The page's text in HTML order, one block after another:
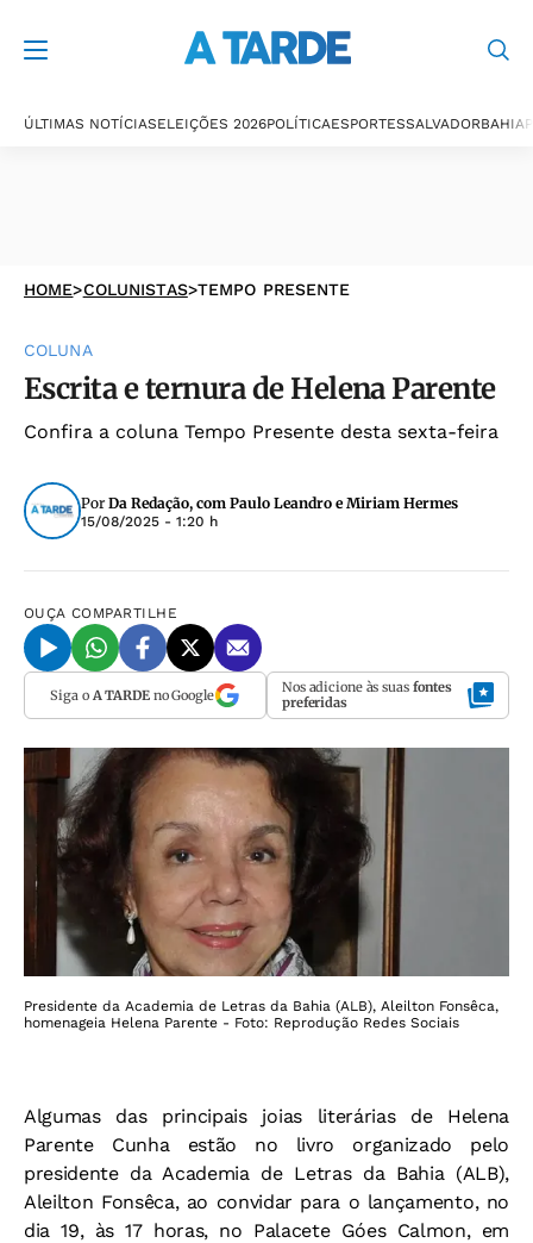
ÚLTIMAS NOTÍCIASELEIÇÕES 2026POLÍTICAESPORTESSALVADORBAHIA
HOME>COLUNISTAS>TEMPO PRESENTE
COLUNA
Escrita e ternura de Helena Parente
Confira a coluna Tempo Presente desta sexta-feira
Por Da Redação, com Paulo Leandro e Miriam Hermes
15/08/2025 - 1:20 h
OUÇA COMPARTILHE
Siga o A TARDEno Google Nos adicione às suas fontes
preferidas
Presidente da Academia de Letras da Bahia (ALB), Aleilton Fonsêca,
homenageia Helena Parente - Foto: Reprodução Redes Sociais
Algumas das principais joias literárias de Helena
Parente Cunha estão no livro organizado pelo
presidente da Academia de Letras da Bahia (ALB),
Aleilton Fonsêca, ao convidar para o lançamento, no
dia 19, às 17 horas, no Palacete Góes Calmon, em